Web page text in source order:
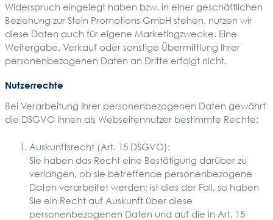
Widerspruch eingelegt haben bzw. in einer geschäftlichen
Beziehung zur Stein Promotions GmbH stehen, nutzen wir
diese Daten auch für eigene Marketingzwecke. Eine
Weitergabe, Verkauf oder sonstige Übermittlung Ihrer
personenbezogenen Daten an Dritte erfolgt nicht.
Nutzerrechte
Bei Verarbeitung Ihrer personenbezogenen Daten gewährt
die DSGVO Ihnen als Webseitennutzer bestimmte Rechte:
Auskunftsrecht (Art. 15 DSGVO):
Sie haben das Recht eine Bestätigung darüber zu
verlangen, ob sie betreffende personenbezogene
Daten verarbeitet werden; ist dies der Fall, so haben
Sie ein Recht auf Auskunft über diese
personenbezogenen Daten und auf die in Art. 15